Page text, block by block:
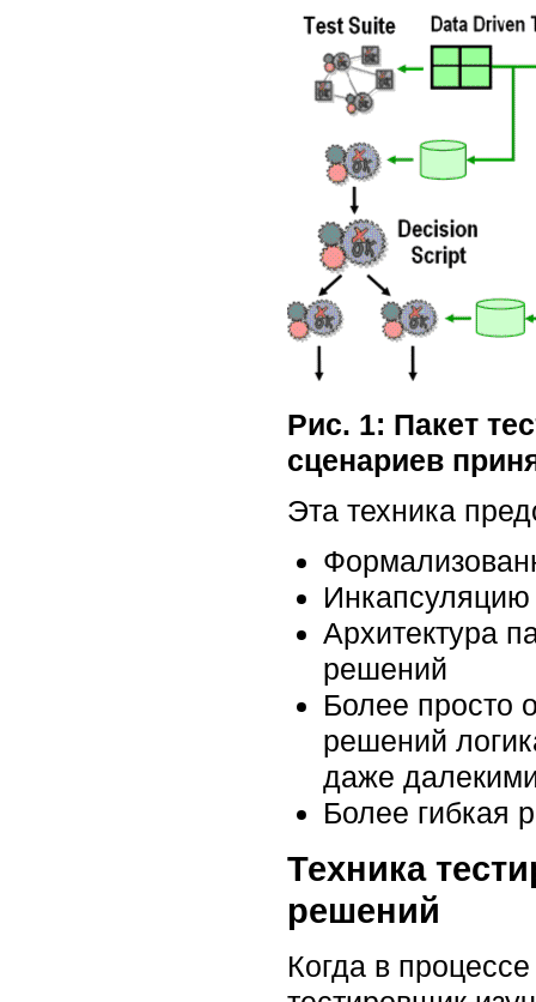
Рис. 1: Пакет
сценариев
Эта техника
Инкапсуляцию
Архитектура
решений
Более просто
решений
даже
Более гибкая
Техника
решений
Когда в